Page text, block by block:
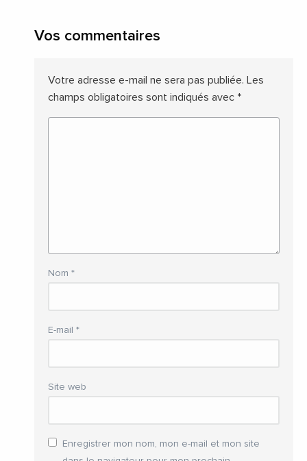
Vos commentaires
Votre adresse e-mail ne sera pas publiée. Les
champs obligatoires sont indiqués avec *
Nom *
E-mail *
Site web
Enregistrer mon nom, mon e-mail et mon site